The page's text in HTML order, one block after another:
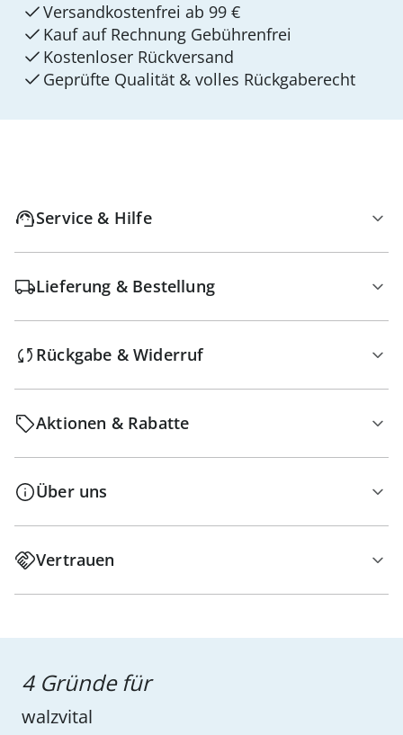
Versandkostenfrei ab 99 €
Kauf auf Rechnung Gebührenfrei
Kostenloser Rückversand
Geprüfte Qualität & volles Rückgaberecht
Service & Hilfe
Lieferung & Bestellung
Rückgabe & Widerruf
Aktionen & Rabatte
Über uns
Vertrauen
4 Gründe für
walzvital